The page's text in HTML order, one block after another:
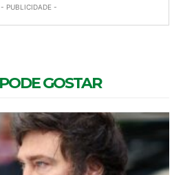
- PUBLICIDADE -
GOSTAR